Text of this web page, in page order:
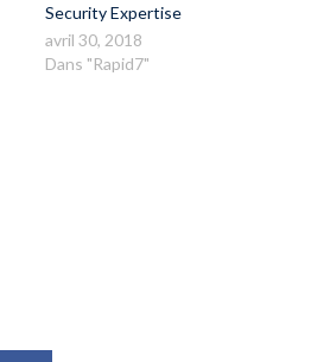
Security Expertise
avril 30, 2018
Dans "Rapid7"